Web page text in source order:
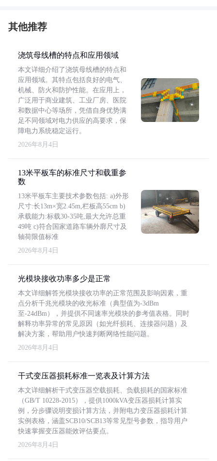
其他推荐
浇筑母线槽的特点和应用领域
本文详细介绍了浇筑母线槽的特点和
应用领域。其特点包括良好的电气、
机械、防火和防护性能。在应用上，
广泛用于商业建筑、工业厂房、医院
和数据中心等场所，凭借自身优势满
足不同领域对电力供应的高要求，保
障电力系统稳定运行。
2026年8月4日
13米平板车的标准尺寸和载重参
数
13米平板车主要技术参数包括: a)外形
尺寸:长13m×宽2.45m,栏板高55cm b)
承载能力:标载30-35吨,最大允许总重
49吨 c)符合国家道路车辆外廓尺寸及
轴荷限值标准
2026年8月4日
光模块接收功率多少是正常
本文详细解答光模块接收功率的正常范围及影响因素，重
点分析千兆光模块的收光标准（典型值为-3dBm
至-24dBm），并提供不同速率光模块的参考值表格。同时
解释功率异常的常见原因（如光纤损耗、连接器问题）及
解决方案，帮助用户快速判断网络性能问题。
2026年8月4日
干式变压器损耗标准一览表及计算方法
本文详细解析干式变压器空载损耗、负载损耗的国家标准
（GB/T 10228-2015），提供1000kVA变压器损耗计算实
例，分步骤说明变损计算方法，并附电力变压器损耗计算
实例表格，涵盖SCB10/SCB13等常见型号参数，指导用户
快速掌握变压器能效评估要点。
2026年8月4日